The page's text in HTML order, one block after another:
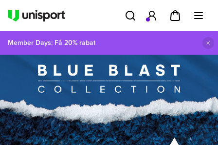
Member Days: Få 20% rabat